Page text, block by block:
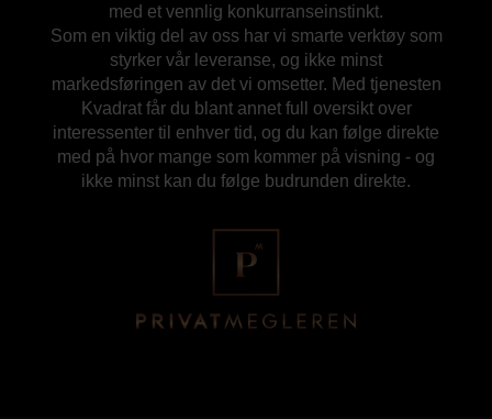
med et vennlig konkurranseinstinkt.
Som en viktig del av oss har vi smarte verktøy som
styrker vår leveranse, og ikke minst
markedsføringen av det vi omsetter. Med tjenesten
Kvadrat får du blant annet full oversikt over
interessenter til enhver tid, og du kan følge direkte
med på hvor mange som kommer på visning - og
ikke minst kan du følge budrunden direkte.